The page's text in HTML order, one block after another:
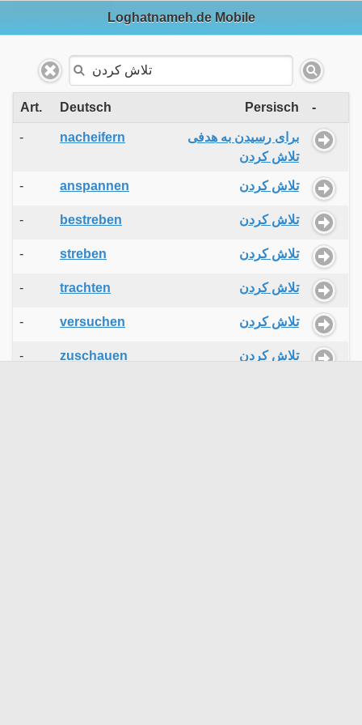
Loghatnameh.de Mobile
Art. Deutsch Persisch -
- nacheifern
برای رسیدن به هدفی
تلاش کردن
- anspannen تلاش کردن
- bestreben تلاش کردن
- streben تلاش کردن
- trachten تلاش کردن
- versuchen تلاش کردن
- zuschauen تلاش کردن